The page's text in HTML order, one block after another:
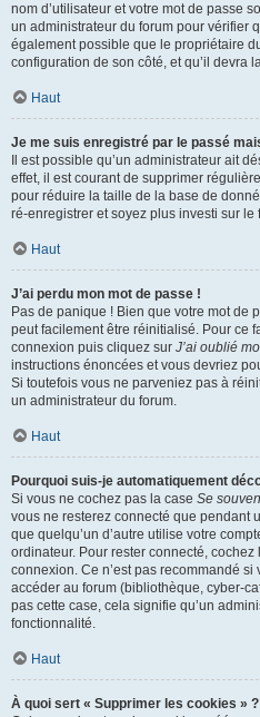
nom d’utilisateur et votre mot de passe
un administrateur du forum pour vérifier
également possible que le propriétaire
configuration de son côté, et qu’il devra
Haut
Je me suis enregistré par le passé
Il est possible qu’un administrateur ait
effet, il est courant de supprimer
pour réduire la taille de la base de
ré-enregistrer et soyez plus investi sur le
Haut
J’ai perdu mon mot de passe !
Pas de panique ! Bien que votre mot de
peut facilement être réinitialisé. Pour ce
connexion puis cliquez sur J’ai oublié
instructions énoncées et vous devriez
Si toutefois vous ne parveniez pas à
un administrateur du forum.
Haut
Pourquoi suis-je automatiquement
Si vous ne cochez pas la case Se
vous ne resterez connecté que pendant
que quelqu’un d’autre utilise votre
ordinateur. Pour rester connecté, cochez
connexion. Ce n’est pas recommandé
accéder au forum (bibliothèque, cyber-
pas cette case, cela signifie qu’un
fonctionnalité.
Haut
À quoi sert « Supprimer les cookies » ?